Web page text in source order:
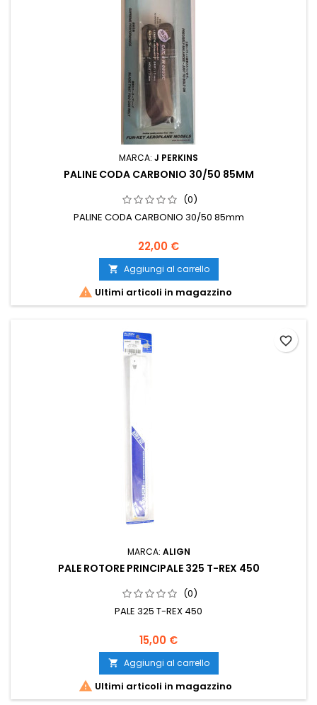
MARCA: J PERKINS
PALINE CODA CARBONIO 30/50 85MM
(0)
PALINE CODA CARBONIO 30/50 85mm
22,00 €
 Aggiungi al carrello
 Ultimi articoli in magazzino
MARCA: ALIGN
PALE ROTORE PRINCIPALE 325 T-REX 450
(0)
PALE 325 T-REX 450
15,00 €
 Aggiungi al carrello
 Ultimi articoli in magazzino
favorite_border